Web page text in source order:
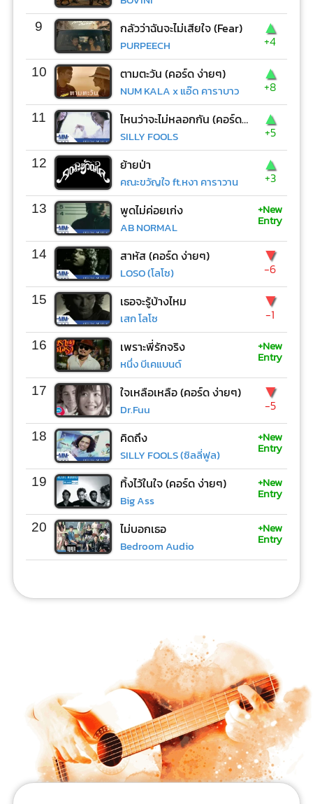
9 กลัวว่าฉันจะไม่เสียใจ (Fear)
PURPEECH
▲
+4
10 ตามตะวัน (คอร์ด ง่ายๆ)
NUM KALA x แอ๊ด คาราบาว
▲
+8
11 ไหนว่าจะไม่หลอกกัน (คอร์ด ง่ายๆ)
SILLY FOOLS
▲
+5
12 ย้ายป่า
คณะขวัญใจ ft.หงา คาราวาน
▲
+3
13 พูดไม่ค่อยเก่ง
AB NORMAL
+New
Entry
14 สาหัส (คอร์ด ง่ายๆ)
LOSO (โลโซ)
▼
-6
15 เธอจะรู้บ้างไหม
เสก โลโซ
▼
-1
16 เพราะพี่รักจริง
หนึ่ง บีเคแบนด์
+New
Entry
17 ใจเหลือเหลือ (คอร์ด ง่ายๆ)
Dr.Fuu
▼
-5
18 คิดถึง
SILLY FOOLS (ซิลลี่ฟูล)
+New
Entry
19 ทิ้งไว้ในใจ (คอร์ด ง่ายๆ)
Big Ass
+New
Entry
20 ไม่บอกเธอ
Bedroom Audio
+New
Entry